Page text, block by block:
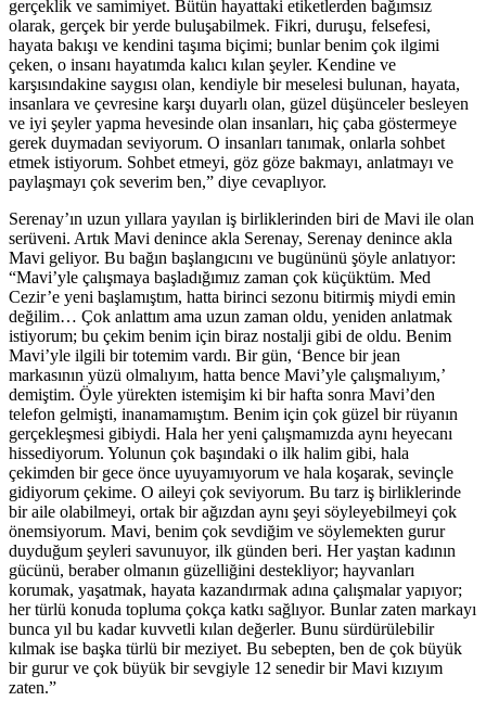
gerçeklik ve samimiyet. Bütün hayattaki etiketlerden bağımsız
olarak, gerçek bir yerde buluşabilmek. Fikri, duruşu, felsefesi,
hayata bakışı ve kendini taşıma biçimi; bunlar benim çok ilgimi
çeken, o insanı hayatımda kalıcı kılan şeyler. Kendine ve
karşısındakine saygısı olan, kendiyle bir meselesi bulunan, hayata,
insanlara ve çevresine karşı duyarlı olan, güzel düşünceler besleyen
ve iyi şeyler yapma hevesinde olan insanları, hiç çaba göstermeye
gerek duymadan seviyorum. O insanları tanımak, onlarla sohbet
etmek istiyorum. Sohbet etmeyi, göz göze bakmayı, anlatmayı ve
paylaşmayı çok severim ben,” diye cevaplıyor.
Serenay’ın uzun yıllara yayılan iş birliklerinden biri de Mavi ile olan
serüveni. Artık Mavi denince akla Serenay, Serenay denince akla
Mavi geliyor. Bu bağın başlangıcını ve bugününü şöyle anlatıyor:
“Mavi’yle çalışmaya başladığımız zaman çok küçüktüm. Med
Cezir’e yeni başlamıştım, hatta birinci sezonu bitirmiş miydi emin
değilim… Çok anlattım ama uzun zaman oldu, yeniden anlatmak
istiyorum; bu çekim benim için biraz nostalji gibi de oldu. Benim
Mavi’yle ilgili bir totemim vardı. Bir gün, ‘Bence bir jean
markasının yüzü olmalıyım, hatta bence Mavi’yle çalışmalıyım,’
demiştim. Öyle yürekten istemişim ki bir hafta sonra Mavi’den
telefon gelmişti, inanamamıştım. Benim için çok güzel bir rüyanın
gerçekleşmesi gibiydi. Hala her yeni çalışmamızda aynı heyecanı
hissediyorum. Yolunun çok başındaki o ilk halim gibi, hala
çekimden bir gece önce uyuyamıyorum ve hala koşarak, sevinçle
gidiyorum çekime. O aileyi çok seviyorum. Bu tarz iş birliklerinde
bir aile olabilmeyi, ortak bir ağızdan aynı şeyi söyleyebilmeyi çok
önemsiyorum. Mavi, benim çok sevdiğim ve söylemekten gurur
duyduğum şeyleri savunuyor, ilk günden beri. Her yaştan kadının
gücünü, beraber olmanın güzelliğini destekliyor; hayvanları
korumak, yaşatmak, hayata kazandırmak adına çalışmalar yapıyor;
her türlü konuda topluma çokça katkı sağlıyor. Bunlar zaten markayı
bunca yıl bu kadar kuvvetli kılan değerler. Bunu sürdürülebilir
kılmak ise başka türlü bir meziyet. Bu sebepten, ben de çok büyük
bir gurur ve çok büyük bir sevgiyle 12 senedir bir Mavi kızıyım
zaten.”